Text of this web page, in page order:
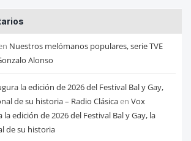
Nuestros melómanos populares, serie TVE
Alonso
la edición de 2026 del Festival Bal y Gay,
de su historia – Radio Clásicaen Vox
edición de 2026 del Festival Bal y Gay, la
de su historia